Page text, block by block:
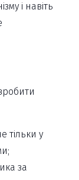
і навіть
тільки у
за